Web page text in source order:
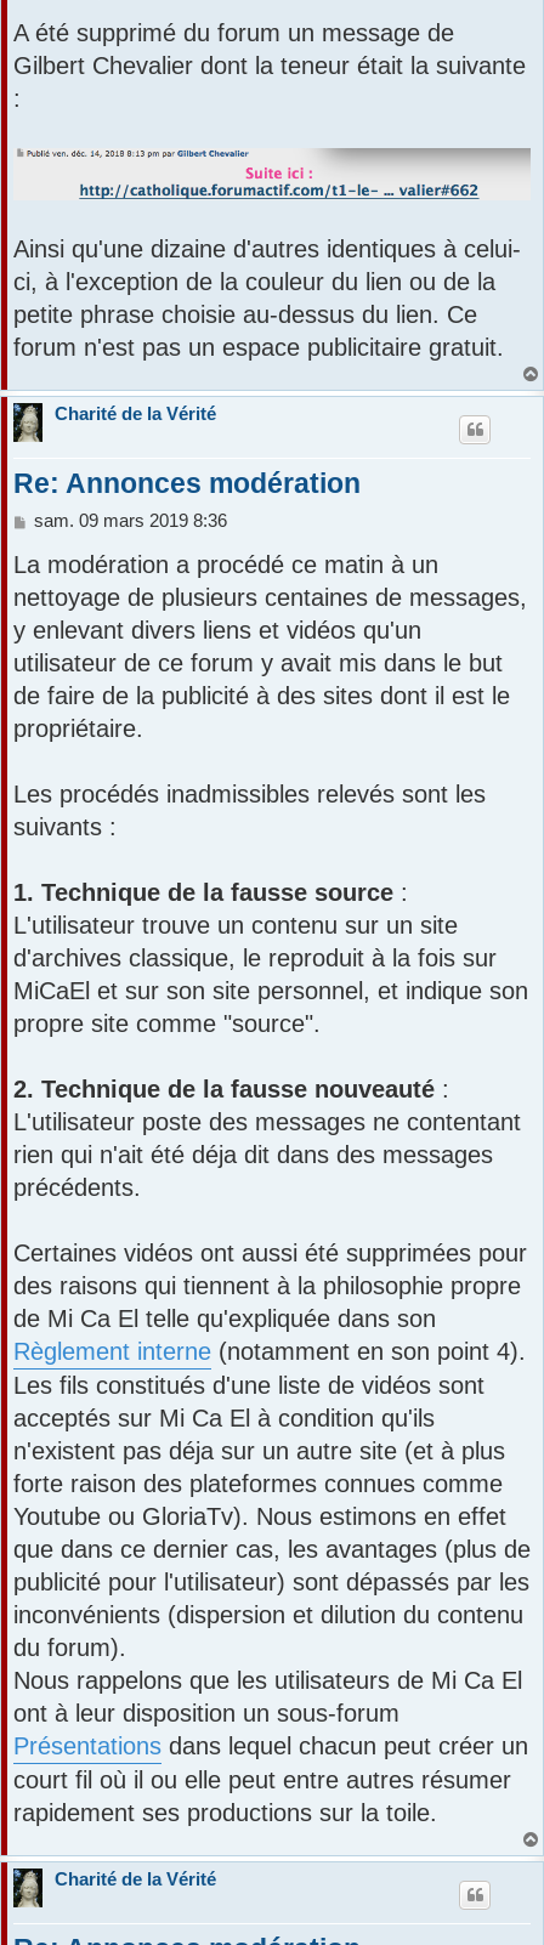
s
s
a
A été supprimé du forum un message de
Gilbert Chevalier dont la teneur était la suivante
:
Ainsi qu'une dizaine d'autres identiques à celui-
ci, à l'exception de la couleur du lien ou de la
petite phrase choisie au-dessus du lien. Ce
forum n'est pas un espace publicitaire gratuit.
Charité de la Vérité
Re: Annonces modération
M
s
a
g
e
sam. 09 mars 2019 8:36
La modération a procédé ce matin à un
nettoyage de plusieurs centaines de messages,
y enlevant divers liens et vidéos qu'un
utilisateur de ce forum y avait mis dans le but
de faire de la publicité à des sites dont il est le
propriétaire.
Les procédés inadmissibles relevés sont les
suivants :
1. Technique de la fausse source :
L'utilisateur trouve un contenu sur un site
d'archives classique, le reproduit à la fois sur
MiCaEl et sur son site personnel, et indique son
propre site comme "source".
2. Technique de la fausse nouveauté :
L'utilisateur poste des messages ne contentant
rien qui n'ait été déja dit dans des messages
précédents.
Certaines vidéos ont aussi été supprimées pour
des raisons qui tiennent à la philosophie propre
de Mi Ca El telle qu'expliquée dans son
Règlement interne (notamment en son point 4).
Les fils constitués d'une liste de vidéos sont
acceptés sur Mi Ca El à condition qu'ils
n'existent pas déja sur un autre site (et à plus
forte raison des plateformes connues comme
Youtube ou GloriaTv). Nous estimons en effet
que dans ce dernier cas, les avantages (plus de
publicité pour l'utilisateur) sont dépassés par les
inconvénients (dispersion et dilution du contenu
du forum).
Nous rappelons que les utilisateurs de Mi Ca El
ont à leur disposition un sous-forum
Présentations dans lequel chacun peut créer un
court fil où il ou elle peut entre autres résumer
rapidement ses productions sur la toile.
Charité de la Vérité